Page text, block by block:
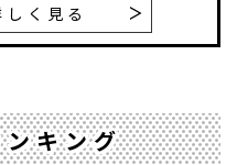
しく見る
キング